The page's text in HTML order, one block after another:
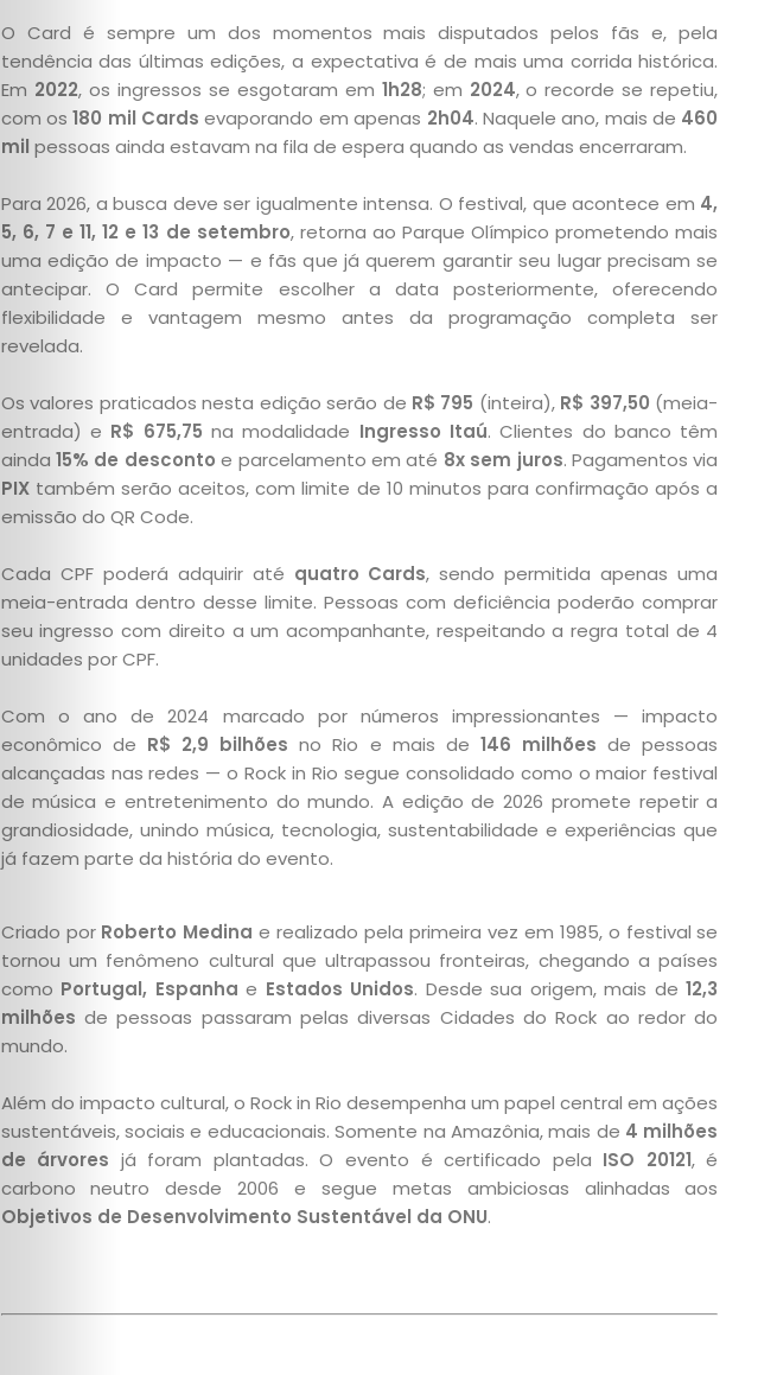
Cidadania
Entretenimento
Fashion
Hashtag
Rio
Imprensa
Conosco
O Card é sempre um dos momentos mais disputados pelos fãs e, pela
tendência das últimas edições, a expectativa é de mais uma corrida histórica.
Em 2022, os ingressos se esgotaram em 1h28; em 2024, o recorde se repetiu,
com os180 mil Cards evaporando em apenas 2h04. Naquele ano, mais de 460
mil pessoas ainda estavam na fila de espera quando as vendas encerraram.
Para 2026, a busca deve ser igualmente intensa. O festival, que acontece em 4,
5, 6, 7 e 11, 12 e 13 de setembro, retorna ao Parque Olímpico prometendo mais
uma edição de impacto — e fãs que já querem garantir seu lugar precisam se
antecipar. O Card permite escolher a data posteriormente, oferecendo
flexibilidade e vantagem mesmo antes da programação completa ser
revelada.
Os valores praticados nesta edição serão de R$ 795 (inteira), R$ 397,50 (meia-
entrada) e R$ 675,75 na modalidade Ingresso Itaú. Clientes do banco têm
ainda 15% de desconto e parcelamento em até 8x sem juros. Pagamentos via
PIXtambém serão aceitos, com limite de 10 minutos para confirmação após a
emissão do QR Code.
Cada CPF poderá adquirir até quatro Cards, sendo permitida apenas uma
meia-entrada dentro desse limite. Pessoas com deficiência poderão comprar
seu ingresso com direito a um acompanhante, respeitando a regra total de 4
unidades por CPF.
Com o ano de 2024 marcado por números impressionantes — impacto
econômico de R$ 2,9 bilhões no Rio e mais de 146 milhões de pessoas
alcançadas nas redes — o Rock in Rio segue consolidado como o maior festival
de música e entretenimento do mundo. A edição de 2026 promete repetir a
grandiosidade, unindo música, tecnologia, sustentabilidade e experiências que
já fazem parte da história do evento.
Criado por Roberto Medina e realizado pela primeira vez em 1985, o festival se
tornou um fenômeno cultural que ultrapassou fronteiras, chegando a países
como Portugal, Espanha e Estados Unidos. Desde sua origem, mais de12,3
milhões de pessoas passaram pelas diversas Cidades do Rock ao redor do
mundo.
Além do impacto cultural, o Rock in Rio desempenha um papel central em ações
sustentáveis, sociais e educacionais. Somente na Amazônia, mais de 4 milhões
de árvores já foram plantadas. O evento é certificado pela ISO 20121, é
carbono neutro desde 2006 e segue metas ambiciosas alinhadas aos
Objetivos de Desenvolvimento Sustentável da ONU.